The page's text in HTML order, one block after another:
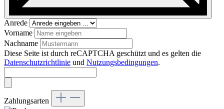
Anrede
Vorname
Nachname
Diese Seite ist durch reCAPTCHA geschützt und es gelten die
Datenschutzrichtlinie und Nutzungsbedingungen.
Zahlungsarten